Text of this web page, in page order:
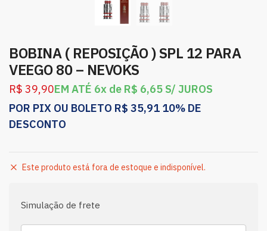
BOBINA ( REPOSIÇÃO ) SPL 12 PARA
VEEGO 80 – NEVOKS
R$ 39,90EM ATÉ 6x de R$ 6,65 S/ JUROS
POR PIX OU BOLETO R$ 35,91 10% DE
DESCONTO
Este produto está fora de estoque e indisponível.
Simulação de frete